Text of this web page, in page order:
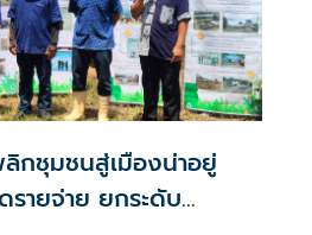
ลิกชุมชนสู่เมืองน่าอยู่
ายจ่าย ยกระดับ